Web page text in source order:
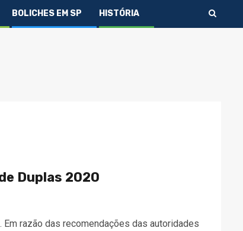
BOLICHES EM SP HISTÓRIA
Duplas 2020
razão das recomendações das autoridades